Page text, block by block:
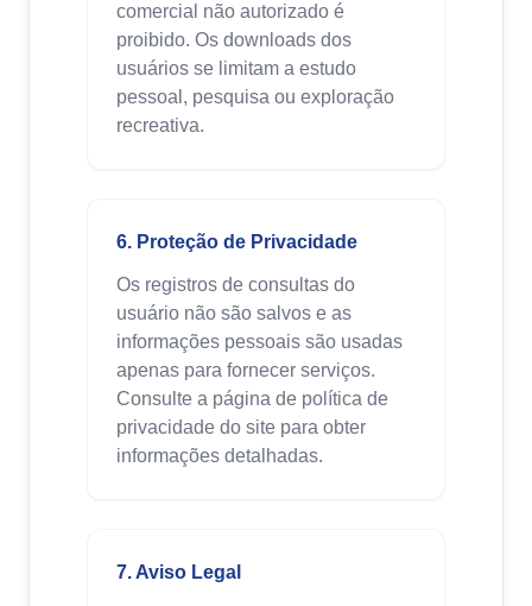
comercial não autorizado é
proibido. Os downloads dos
usuários se limitam a estudo
pessoal, pesquisa ou exploração
recreativa.
6. Proteção de Privacidade
Os registros de consultas do
usuário não são salvos e as
informações pessoais são usadas
apenas para fornecer serviços.
Consulte a página de política de
privacidade do site para obter
informações detalhadas.
7. Aviso Legal